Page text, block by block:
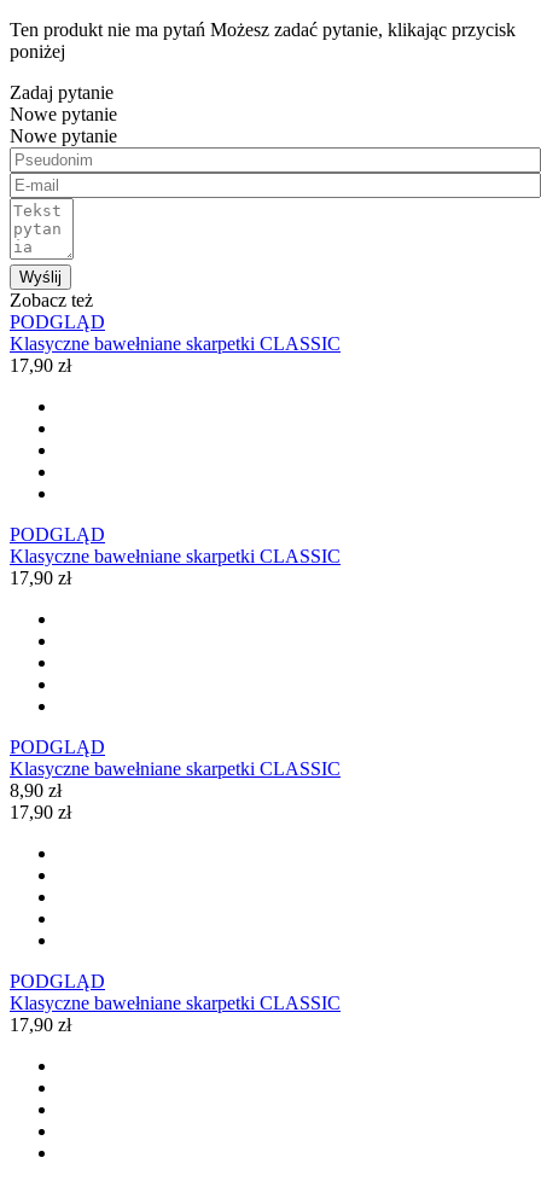
Ten produkt nie ma pytań Możesz zadać pytanie, klikając przycisk
poniżej
Zadaj pytanie
Nowe pytanie
Nowe pytanie
Wyślij
Zobacz też
PODGLĄD
Klasyczne bawełniane skarpetki CLASSIC
17,90 zł
PODGLĄD
Klasyczne bawełniane skarpetki CLASSIC
17,90 zł
PODGLĄD
Klasyczne bawełniane skarpetki CLASSIC
8,90 zł
17,90 zł
PODGLĄD
Klasyczne bawełniane skarpetki CLASSIC
17,90 zł